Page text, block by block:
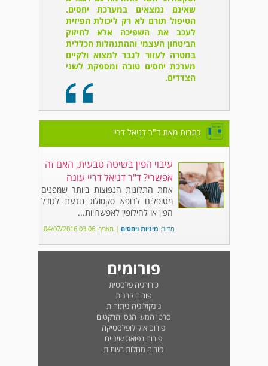
שאינם נמצאים במערכת יחסים.
הטיפול תורם לא רק ליכולת הפיזית
לעכב את השפיכה אלא לחיזוק
הביטחון העצמי וההתנהלות הכללית
במטרה לעזור לגבר למצוא ולקיים
מערכת יחסים טובה ומספקת לשני
הצדדים.
כתבות מאת ד"ר דניאל דריי
עיבוי הפין בשיטה טבעית, האם זה
אפשרי? ד"ר דניאל דריי עונה
אחת התלונות הנפוצות ביותר שמפנים
מטופלים לרופא סקסולוג נוגעת לגודל
הפין או לחילופין לאפשרויות...
מדור: מיניות ויחסים | תאריך: 03:06 04/07/2016
פורומים
כירורגיה פלסטית
פורום קרנית
גינקולוגיה ניתוחית
סרטן המעי הגס והרקטום
פורום אוקולופלסטיקה
פורום רפואת שיניים
פורום מחלות רשתית